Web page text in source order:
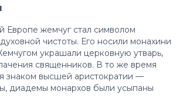
Европе жемчуг стал символом
чистоты. Его носили монахини
украшали церковную утварь,
священников. В то же время
знаком высшей аристократии —
диадемы монархов были усыпаны